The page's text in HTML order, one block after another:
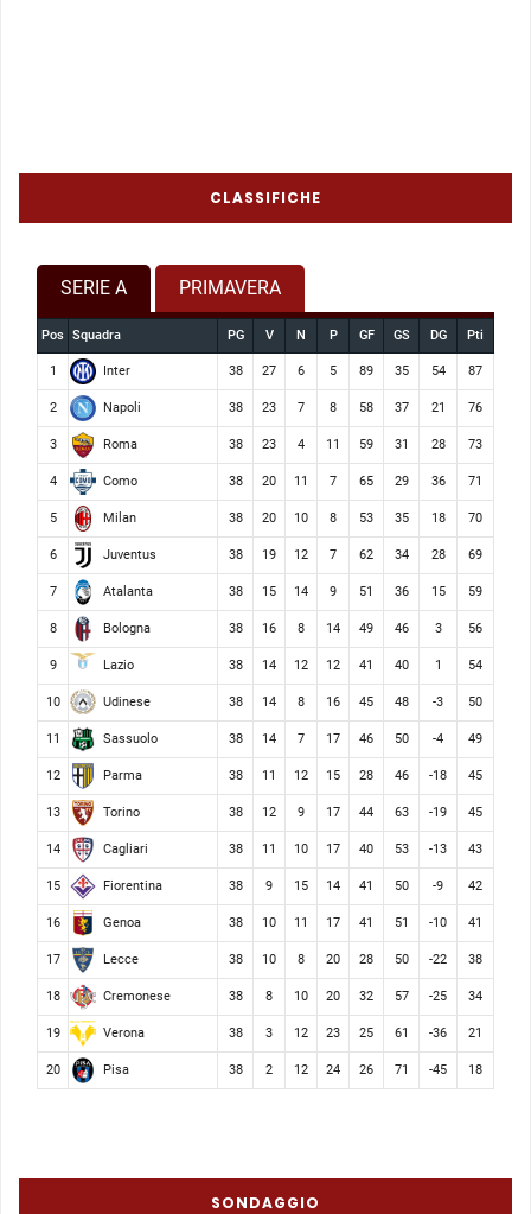
CLASSIFICHE
SERIE A PRIMAVERA
Pos Squadra PG V N P GF GS DG Pti
1 Inter 38 27 6 5 89 35 54 87
2 Napoli 38 23 7 8 58 37 21 76
3 Roma 38 23 4 11 59 31 28 73
4 Como 38 20 11 7 65 29 36 71
5 Milan 38 20 10 8 53 35 18 70
6 Juventus 38 19 12 7 62 34 28 69
7 Atalanta 38 15 14 9 51 36 15 59
8 Bologna 38 16 8 14 49 46 3 56
9 Lazio 38 14 12 12 41 40 1 54
10 Udinese 38 14 8 16 45 48 -3 50
11 Sassuolo 38 14 7 17 46 50 -4 49
12 Parma 38 11 12 15 28 46 -18 45
13 Torino 38 12 9 17 44 63 -19 45
14 Cagliari 38 11 10 17 40 53 -13 43
15 Fiorentina 38 9 15 14 41 50 -9 42
16 Genoa 38 10 11 17 41 51 -10 41
17 Lecce 38 10 8 20 28 50 -22 38
18 Cremonese 38 8 10 20 32 57 -25 34
19 Verona 38 3 12 23 25 61 -36 21
20 Pisa 38 2 12 24 26 71 -45 18
SONDAGGIO